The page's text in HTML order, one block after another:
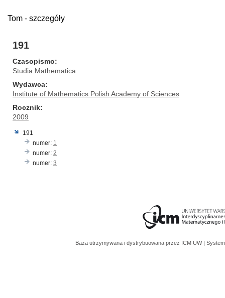
Tom - szczegóły
191
Czasopismo
Studia Mathematica
Wydawca
Institute of Mathematics Polish Academy of Sciences
Rocznik
2009
191
numer: 1
numer: 2
numer: 3
Baza utrzymywana i dystrybuowana przez ICM UW |